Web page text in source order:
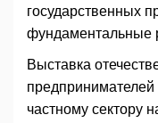
государственных
Выставка
предпринимателей
частному сектору